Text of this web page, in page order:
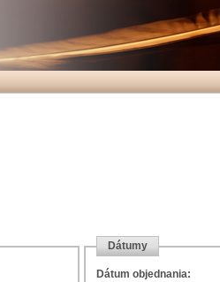
Dátumy
Dátum objednania: